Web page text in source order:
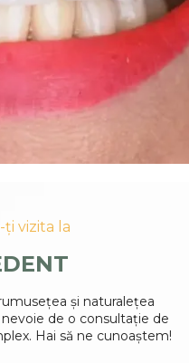
vizita la
și naturalețea
de o consultație de
Hai să ne cunoaștem!